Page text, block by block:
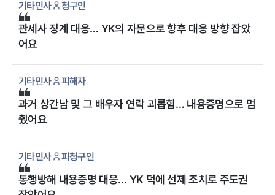
기타민사 청구인
관세사 징계 대응… YK의 자문으로 향후 대응 방향 잡았
어요
기타민사 피해자
과거 상간남 및 그 배우자 연락 괴롭힘… 내용증명으로 멈
췄어요
기타민사 피청구인
통행방해 내용증명 대응… YK 덕에 선제 조치로 주도권